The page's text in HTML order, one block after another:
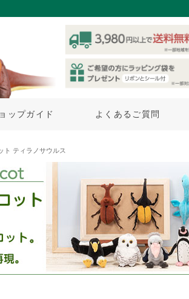
ップガイド よくあるご質問
ト ティラノサウルス